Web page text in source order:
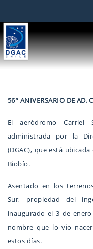
56° ANIVERSARIO DE AD.
El aeródromo Carriel
administrada por la
(DGAC), que está
Biobío.
Asentado en los
Sur, propiedad del
inaugurado el 3 de
nombre que lo vio
estos días.